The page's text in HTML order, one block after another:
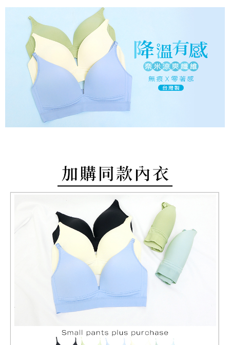
醒簡訊。
2.透過簡訊連結打開帳單後，可選擇「超商條碼／台灣大直營門市／銀行轉
帳／街口支付／iPASS MONEY」等通路繳費。
【注意事項】
1.本服務係由「台灣大哥大股份有限公司」（以下簡稱本公司）所提供，讓
用戶於交易時，得透過本服務購買商品或服務，並由商店將買賣／分期付款
買賣價金債權讓與本公司後，依約使用本公司帳單繳交帳款。
2.基於同意付款使用「大哥付你分期」之契約關係目的，商店將以您的個人
資料（包含姓名、電話或地址）提供予台灣大哥大進項蒐集、處理及利用，
由本公司與您本人進行分期帳單所需資料之確認、核對及更正。
3.完整用戶服務條款，請詳閱以下連結：
１．於結帳方式選擇「AFTEE先享後付」後，將跳轉至「AFTEE先享後付」
結帳頁面，進行簡訊認證並確認金額後，即可完成結帳。
２．訂單成立數日內，您將收到繳費通知簡訊。
３．收到繳費通知簡訊後14天內，點擊此簡訊中的連結，可透過四大超商／
ATM／網路銀行／等多元方式進行付款，方視為交易完成。
※ 請注意：結帳手續完成當下不需立刻繳費，但若您需要取消訂單，請聯絡
購買商品的店家。未經商家同意取消之訂單仍視為有效，需透過AFTEE先享
後付繳納相關費用。
※ 交易是否成功請以「AFTEE先享後付 」之結帳頁面顯示為準，若有關於
是否繳費成功／繳費後需取消欲退款等相關疑問，請聯繫「AFTEE先享後付
客戶支援中心」
https://netprotections.freshdesk.com/support/home
【注意事項】
https://aftee.tw/terms/#terms3
３．未成年的使用者請事先徵得法定代理人或監護人之同意方可使用
「AFTEE先享後付」，若未經同意申辦者引起之損失，本公司不負相關責
任。
４．使用「AFTEE先享後付」時，將依據個別帳號之用戶狀況，依本公司即
時審查核予不同之上限額度；若仍有額度不足之情形，本公司將視審查結果
請求用戶進行身份認證。
５．嚴禁一人註冊多個帳號或使用他人資訊註冊。若發現惡意使用之情形，
恩沛科技股份有限公司將有權停止該用戶之使用額度並採取法律行動。
運送方式
全家取貨付款
每筆NT$80，滿NT$499(含以上)免運費
付款後全家取貨
每筆NT$80，滿NT$499(含以上)免運費
萊爾富取貨付款
每筆NT$80，滿NT$799(含以上)免運費
每筆NT$80，滿NT$799(含以上)免運費
每筆NT$80，滿NT$799(含以上)免運費
7-11取貨(快速到店)
宅配/離島不配送
每筆NT$80，滿NT$890(含以上)免運費